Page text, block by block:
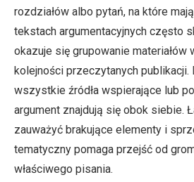
rozdziałów albo pytań, na które
tekstach argumentacyjnych często
okazuje się grupowanie materiałów
kolejności przeczytanych publikacji.
wszystkie źródła wspierające lub
argument znajdują się obok siebie.
zauważyć brakujące elementy i
tematyczny pomaga przejść od
właściwego pisania.